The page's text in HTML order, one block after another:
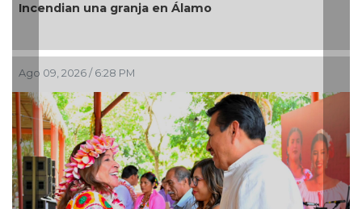
una granja en Álamo
/ 6:28 PM